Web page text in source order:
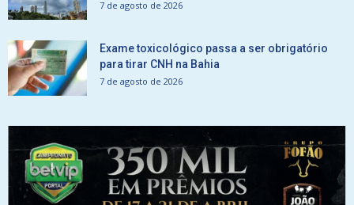
7 de agosto de 2026
Exame toxicológico passa a ser obrigatório
para tirar CNH na Bahia
7 de agosto de 2026